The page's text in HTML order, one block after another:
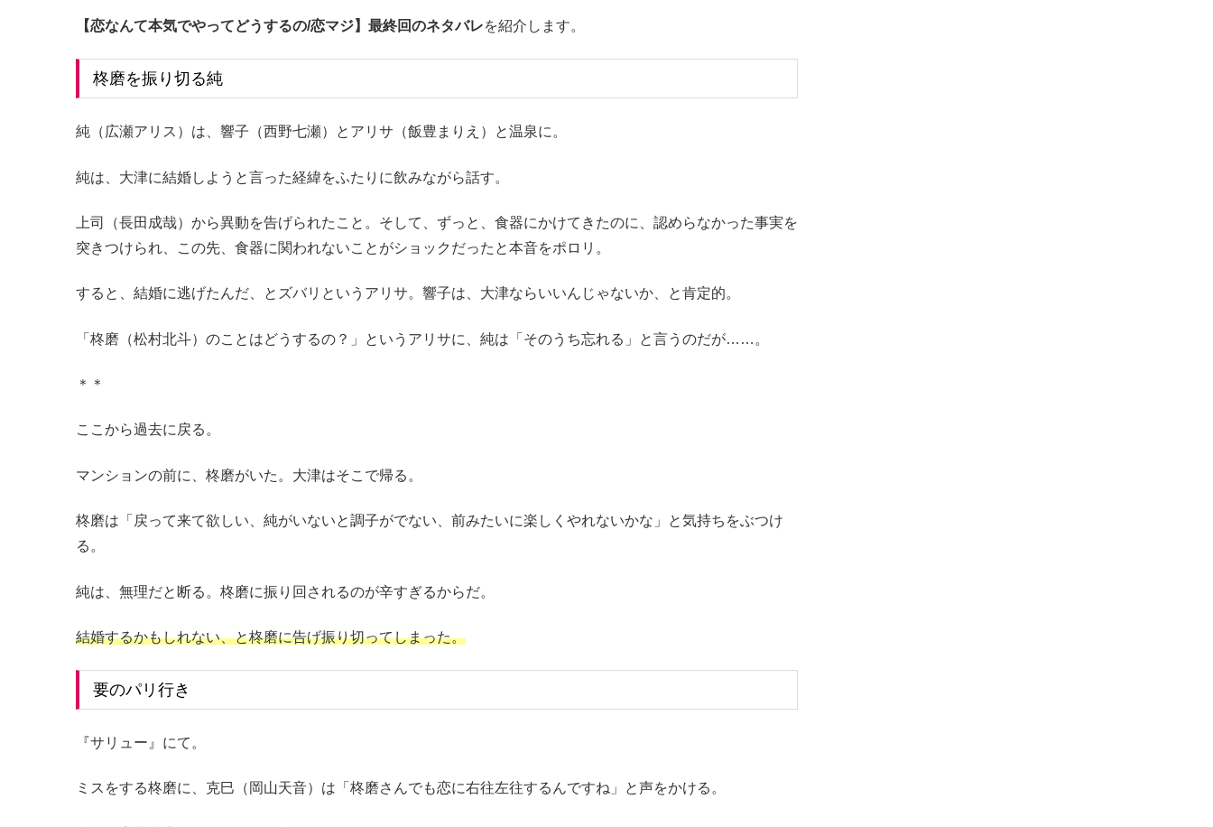
【恋なんて本気でやってどうするの/恋マジ】最終回のネタバレを紹介します。
柊磨を振り切る純
純（広瀬アリス）は、響子（西野七瀬）とアリサ（飯豊まりえ）と温泉に。
純は、大津に結婚しようと言った経緯をふたりに飲みながら話す。
上司（長田成哉）から異動を告げられたこと。そして、ずっと、食器にかけてきたのに、認めらなかった事実を
突きつけられ、この先、食器に関われないことがショックだったと本音をポロリ。
すると、結婚に逃げたんだ、とズバリというアリサ。響子は、大津ならいいんじゃないか、と肯定的。
「柊磨（松村北斗）のことはどうするの？」というアリサに、純は「そのうち忘れる」と言うのだが……。
＊＊
ここから過去に戻る。
マンションの前に、柊磨がいた。大津はそこで帰る。
柊磨は「戻って来て欲しい、純がいないと調子がでない、前みたいに楽しくやれないかな」と気持ちをぶつけ
る。
純は、無理だと断る。柊磨に振り回されるのが辛すぎるからだ。
結婚するかもしれない、と柊磨に告げ振り切ってしまった。
要のパリ行き
『サリュー』にて。
ミスをする柊磨に、克巳（岡山天音）は「柊磨さんでも恋に右往左往するんですね」と声をかける。